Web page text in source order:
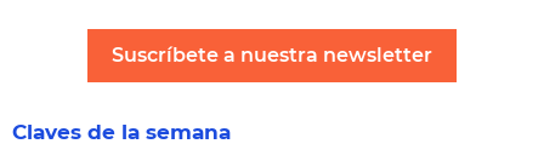
Suscríbete a nuestra newsletter
Claves de la semana